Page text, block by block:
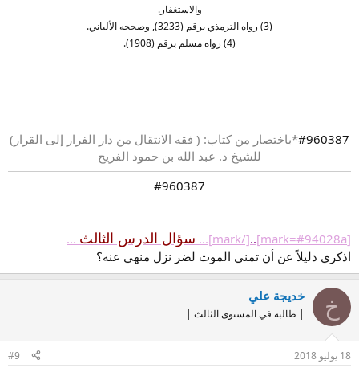
والاستغفار.
(3) رواه الترمذي برقم (3233), وصححه الألباني.
(4) رواه مسلم برقم (1908).
#960387*باختصار من كتاب: ( فقه الانتقال من دار الفرار إلى القرار)
للشيخ د. عبد الله بن حمود الفريح
#960387​
[mark=#94028a]
..
[/mark]... سؤال الدرس الثالث ...
اذكري دليلاً عن أن تمني الموت لضر نزل منهي عنه؟
خ خديجة علي
| طالبة في المستوى الثالث |
18 يوليو 2018 #9